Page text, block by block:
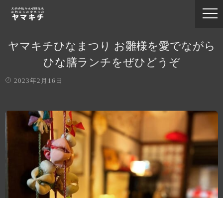
ヤマキチひなまつり お雛様を愛でながら
ひな膳ランチをぜひどうぞ
2023年2月16日